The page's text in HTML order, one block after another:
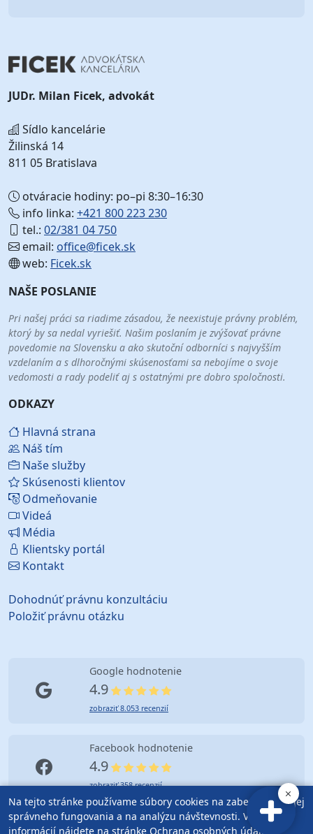
JUDr. Milan Ficek, advokát
Sídlo kancelárie
Žilinská 14
811 05 Bratislava
otváracie hodiny: po–pi 8:30–16:30
info linka: +421 800 223 230
tel.: 02/381 04 750
email: office@ficek.sk
web: Ficek.sk
NAŠE POSLANIE
Pri našej práci sa riadime zásadou, že neexistuje právny problém,
ktorý by sa nedal vyriešiť. Našim poslaním je zvýšovať právne
povedomie na Slovensku a ako skutoční odborníci s najvyšším
vzdelaním a s dlhoročnými skúsenosťami sa nebojíme o svoje
vedomosti a rady podeliť aj s ostatnými pre dobro spoločnosti.
ODKAZY
Hlavná strana
Náš tím
Naše služby
Skúsenosti klientov
Odmeňovanie
Videá
Média
Klientsky portál
Kontakt
Dohodnúť právnu konzultáciu
Položiť právnu otázku
Google hodnotenie
4.9
zobraziť 8.053 recenzií
Facebook hodnotenie
4.9
zobraziť 358 recenzií
Na tejto stránke používame súbory cookies na zabezpečenie jej
správneho fungovania a na analýzu návštevnosti. Viac
informácií nájdete na stránke Ochrana osobných údajov